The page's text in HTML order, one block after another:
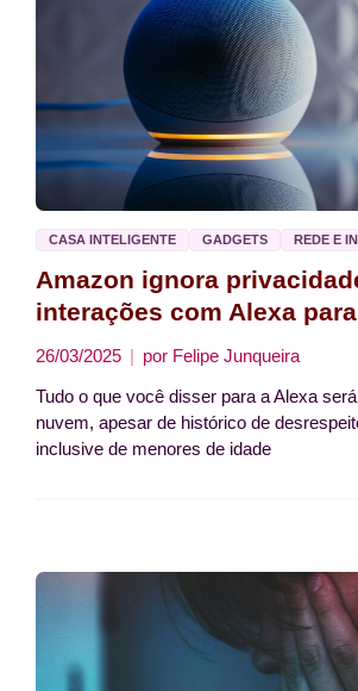
CASA INTELIGENTE GADGETS REDE E
Amazon ignora
interações com Alexa
26/03/2025 por Felipe Junqueira
Tudo o que você disser para a Alexa
nuvem, apesar de histórico de
inclusive de menores de idade